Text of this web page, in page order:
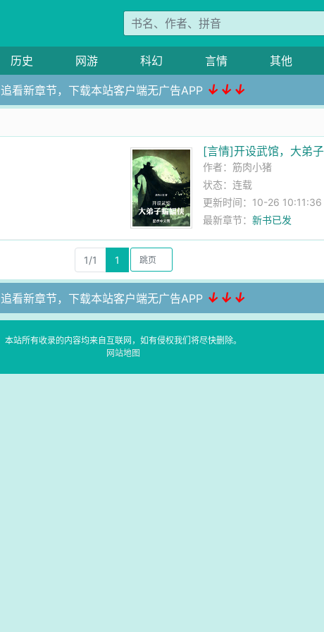
历史 网游 科幻 言情 其他
追看新章节，下载本站客户端无广告APP ↓↓↓
[言情]开设武馆，大弟
作者： 筋肉小猪
状态：连载
更新时间：10-26 10:11:36
最新章节： 新书已发
1/1 1
追看新章节，下载本站客户端无广告APP ↓↓↓
本站所有收录的内容均来自互联网，如有侵权我们将尽快删除。
网站地图